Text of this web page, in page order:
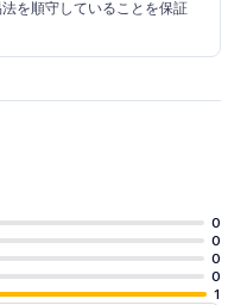
を順守していることを保証
0
0
0
0
1